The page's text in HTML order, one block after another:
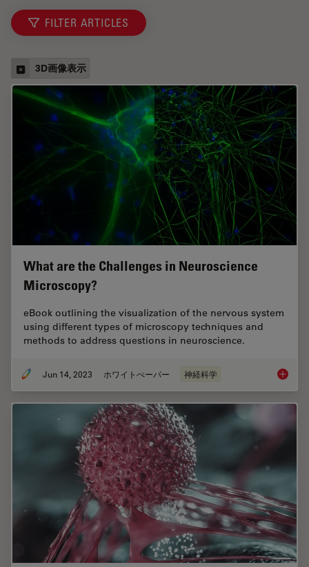
FILTER ARTICLES
3D画像表示
What are the Challenges in Neuroscience
Microscopy?
eBook outlining the visualization of the nervous system
using different types of microscopy techniques and
methods to address questions in neuroscience.
Jun 14, 2023 ホワイトぺーパー 神経科学 What